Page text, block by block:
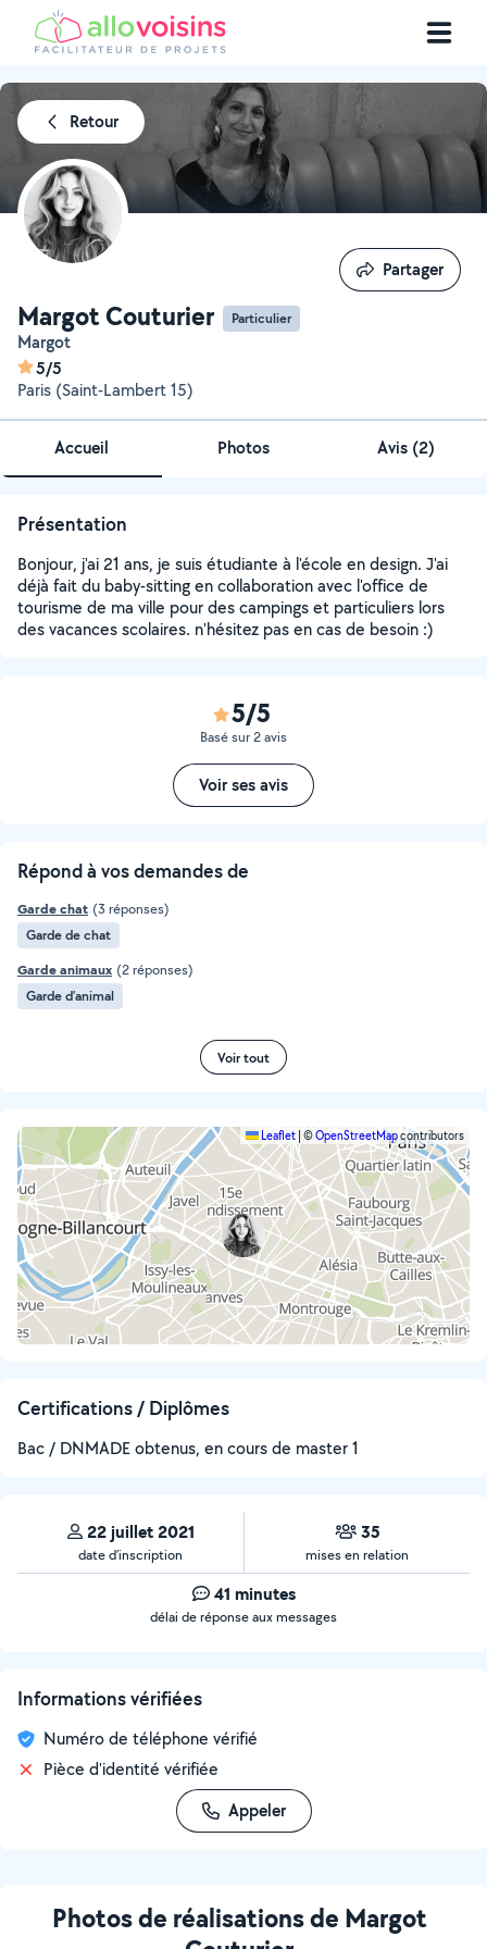
Retour
Margot Couturier Particulier
Margot
5/5
Paris (Saint-Lambert 15)
Partager
Partager
Accueil Photos Avis (2)
Présentation
Bonjour, j'ai 21 ans, je suis étudiante à l'école en design. J'ai
déjà fait du baby-sitting en collaboration avec l'office de
tourisme de ma ville pour des campings et particuliers lors
des vacances scolaires. n'hésitez pas en cas de besoin :)
5/5
Basé sur 2 avis
Voir ses avis
Répond à vos demandes de
Garde chat (3 réponses)
Garde de chat
Garde animaux (2 réponses)
Garde d’animal
Voir tout
Leaflet ©OpenStreetMapcontributors
Certifications / Diplômes
Bac / DNMADE obtenus, en cours de master 1
22 juillet 2021
date d’inscription
35
mises en relation
41 minutes
délai de réponse aux messages
Informations vérifiées
Numéro de téléphone vérifié
Pièce d'identité vérifiée
Appeler
Photos de réalisations de Margot